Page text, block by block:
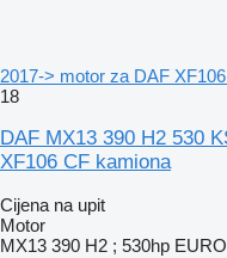
2017-> motor za DAF
18
DAF MX13 390 H2 530
XF106 CF kamiona
Cijena na upit
Motor
MX13 390 H2 ; 530hp